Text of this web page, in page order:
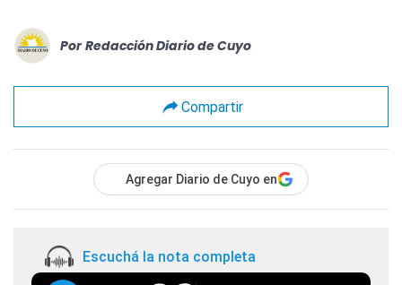
Por Redacción Diario de Cuyo
Compartir
Agregar Diario de Cuyo en
Escuchá la nota completa